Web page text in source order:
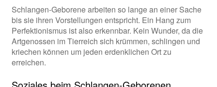
Schlangen-Geborene arbeiten so lange an einer Sache
bis sie ihren Vorstellungen entspricht. Ein Hang zum
Perfektionismus ist also erkennbar. Kein Wunder, da die
Artgenossen im Tierreich sich krümmen, schlingen und
kriechen können um jeden erdenklichen Ort zu
erreichen.